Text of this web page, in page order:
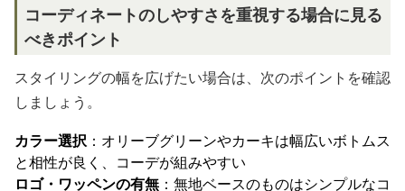
コーディネートのしやすさを重視する場合に見る
べきポイント
スタイリングの幅を広げたい場合は、次のポイントを確認
しましょう。
カラー選択 ：オリーブグリーンやカーキは幅広いボトムス
と相性が良く、コーデが組みやすい
ロゴ・ワッペンの有無 ：無地ベースのものはシンプルなコ